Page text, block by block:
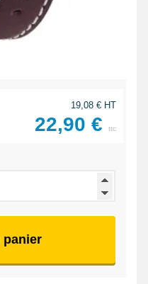
19,08 € HT
22,90 € ttc
panier